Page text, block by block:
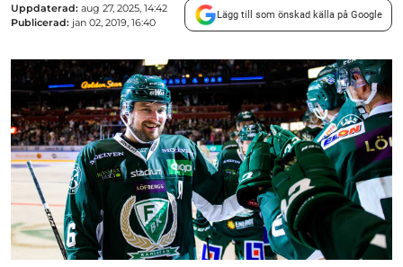
Uppdaterad: aug 27, 2025, 14:42
Publicerad: jan 02, 2019, 16:40
Lägg till som önskad källa på Google